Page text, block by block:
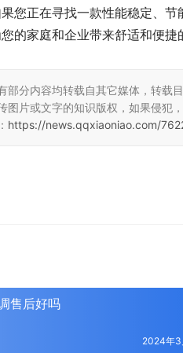
您正在寻找一款性能稳定、
的家庭和企业带来舒适和便捷
部分内容均转载自其它媒体，转载
图片或文字的知识版权，如果侵犯
https://news.qqxiaoniao.com/
售后好吗
2024年3